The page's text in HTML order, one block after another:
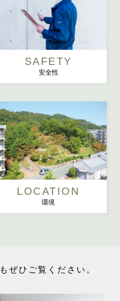
SAFETY
安全性
LOCATION
環境
ぜひご覧ください。